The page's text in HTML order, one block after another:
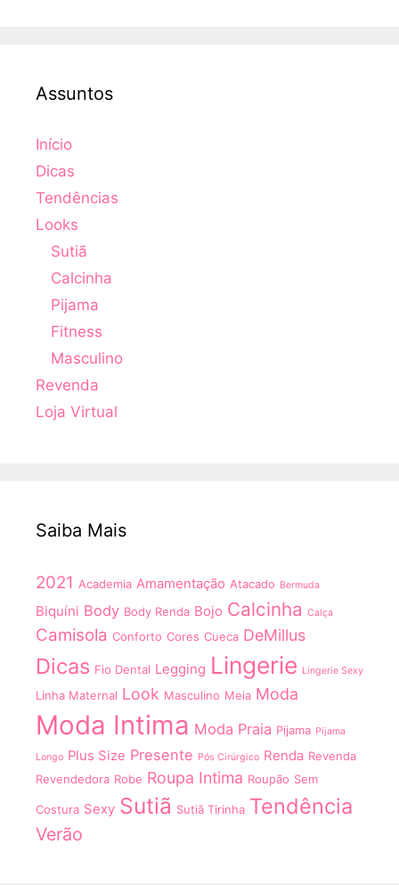
Assuntos
Início
Dicas
Tendências
Looks
Sutiã
Calcinha
Pijama
Fitness
Masculino
Revenda
Loja Virtual
Saiba Mais
2021 Academia Amamentação Atacado Bermuda
Biquíni Body Body Renda Bojo Calcinha Calça
Camisola Conforto Cores Cueca DeMillus
Dicas Fio Dental Legging Lingerie Lingerie Sexy
Linha Maternal Look Masculino Meia Moda
Moda Intima Moda Praia Pijama Pijama
Longo Plus Size Presente Pós Cirúrgico Renda Revenda
Revendedora Robe Roupa Intima Roupão Sem
Costura Sexy Sutiã Sutiã Tirinha Tendência
Verão